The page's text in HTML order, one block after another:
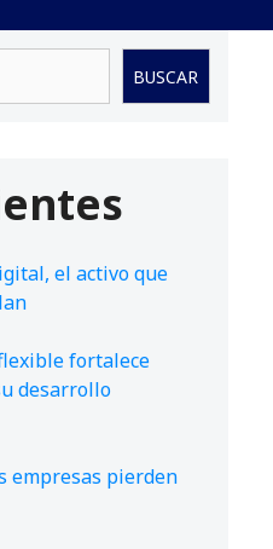
BUSCAR
el activo que
fortalece
desarrollo
empresas pierden